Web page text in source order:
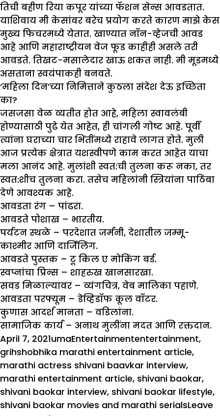
तिची बहीण रिया कपूर यांच्या फॅशन सेन्स आवडतात.
याशिवाय मी केसांवर बरेच प्रयोग करते कारण माझे केस
मुख्य फिचरमध्ये येतात. खाण्यात नॉन-व्हेजची आवड
आहे आणि महाराष्ट्रीयन वेज फूड काहीही असले तरी
आवडते. तिखट-मसालेदार खाऊ शकत नाही. मी मूडमध्ये
असताना स्वयंपाकही बनवते.
‘महिला दिन’च्या निमित्ताने कुठला संदेश देऊ इच्छिता
का?
जसजसा वेळ व्यतीत होत आहे, महिला स्वावलंबी
होण्यासाठी पुढे येत आहेत, ही चांगली गोष्ट आहे. पूर्वी
त्यांना घराच्या चार भिंतींमध्ये राहावे लागत होते. मुली
आज प्रत्येक क्षेत्रात यशस्वीपणे काम करत आहेत याचा
मला आनंद आहे. मुलांशी स्वत:ची तुलना करू नका, तर
स्वत:शीच तुलना करा. तसेच महिलांनी स्त्रियांना पाठिंबा
देणे आवश्यक आहे.
आवडता रंग – पांढरा.
आवडते पोशाख – भारतीय.
पर्यटन स्थळे – परदेशात जर्मनी, देशातील जम्मू-
काश्मीर आणि दार्जिलिंग.
आवडते पुस्तक – टू किल ए मोकिंग बर्ड.
स्वप्नांचा प्रिन्स – शाहरुख खानसारखा.
सवड मिळाल्यावर – व्यंगचित्र, वेब मालिका पहाणे.
आवडता परफ्यूम – डेव्हिडॉफ कूल वॉटर.
कुणास आदर्श मानता – वडिलांना.
सामाजिक कार्य – अनाथ मुलींना मदत आणि रक्तदान.
Posted
on
April 7, 2021Author
umaCategories
EntertainmentTags
entertainment,
grihshobhika marathi entertainment article,
marathi actress shivani baavkar interview,
marathi entertainment article, shivani baokar,
shivani baokar interview, shivani baokar lifestyle,
shivani baokar movies and marathi serialsLeave